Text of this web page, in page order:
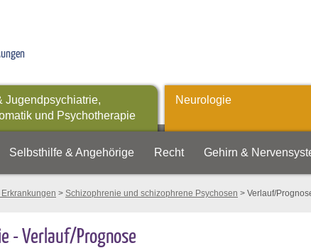
Jugendpsychiatrie,
und Psychotherapie
Neurologie
Selbsthilfe & Angehörige Recht Gehirn &
> Schizophrenie und schizophrene Psychosen > Verlauf/
- Verlauf/Prognose